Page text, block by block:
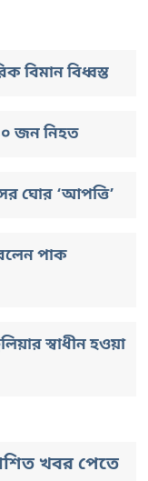
বিমান বিধ্বস্ত
জন নিহত
ঘোর ‘আপত্তি’
পাক
স্বাধীন হওয়া
খবর পেতে